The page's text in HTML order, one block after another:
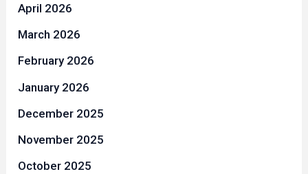
April 2026
March 2026
February 2026
January 2026
December 2025
November 2025
October 2025